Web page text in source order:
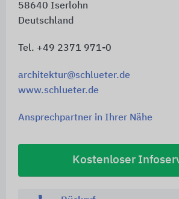
58640 Iserlohn
Deutschland
Tel. +49 2371 971-0
architektur@schlueter.de
www.schlueter.de
Ansprechpartner in Ihrer Nähe
Kostenloser